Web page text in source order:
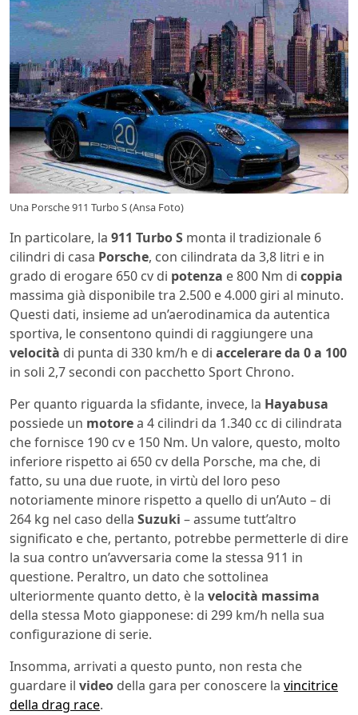
Una Porsche 911 Turbo S (Ansa Foto)
In particolare, la 911 Turbo S monta il tradizionale 6
cilindri di casa Porsche, con cilindrata da 3,8 litri e in
grado di erogare 650 cv di potenza e 800 Nm di coppia
massima già disponibile tra 2.500 e 4.000 giri al minuto.
Questi dati, insieme ad un’aerodinamica da autentica
sportiva, le consentono quindi di raggiungere una
velocità di punta di 330 km/h e di accelerare da 0 a 100
in soli 2,7 secondi con pacchetto Sport Chrono.
Per quanto riguarda la sfidante, invece, la Hayabusa
possiede un motorea 4 cilindri da 1.340 cc di cilindrata
che fornisce 190 cv e 150 Nm. Un valore, questo, molto
inferiore rispetto ai 650 cv della Porsche, ma che, di
fatto, su una due ruote, in virtù del loro peso
notoriamente minore rispetto a quello di un’Auto – di
264 kg nel caso della Suzuki – assume tutt’altro
significato e che, pertanto, potrebbe permetterle di dire
la sua contro un’avversaria come la stessa 911 in
questione. Peraltro, un dato che sottolinea
ulteriormente quanto detto, è la velocità massima
della stessa Moto giapponese: di 299 km/h nella sua
configurazione di serie.
Insomma, arrivati a questo punto, non resta che
guardare il video della gara per conoscere la vincitrice
della drag race.